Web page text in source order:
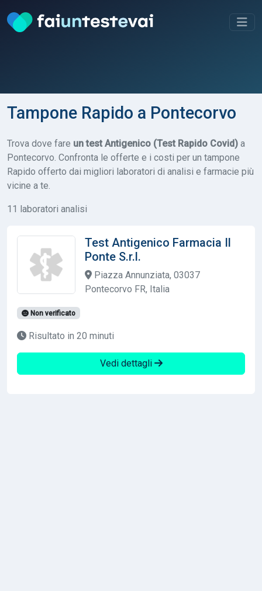
Tampone Rapido a Pontecorvo
Trova dove fare un test Antigenico (Test Rapido Covid) a
Pontecorvo. Confronta le offerte e i costi per un tampone
Rapido offerto dai migliori laboratori di analisi e farmacie più
vicine a te.
11 laboratori analisi
Test Antigenico Farmacia Il
Ponte S.r.l.
Piazza Annunziata, 03037
Pontecorvo FR, Italia
Non verificato
Risultato in 20 minuti
Vedi dettagli